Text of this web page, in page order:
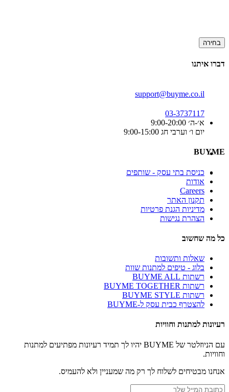
בחירה
דברו איתנו
support@buyme.co.il
03-3737117
א׳-ה׳ 9:00-20:00
יום ו׳ וערבי חג 9:00-15:00
BUYME
כניסת בתי עסק - שותפים
אודות
Careers
תקנון האתר
מדיניות הגנת פרטיות
הצהרת נגישות
כל מה שחשוב
שאלות ותשובות
בלוג - טיפים למתנות שוות
רשתות BUYME ALL
רשתות BUYME TOGETHER
רשתות BUYME STYLE
להצטרף כבית עסק ל-BUYME
רעיונות למתנות וחוויות
עם הניוזלטר של BUYME יהיו לך תמיד רעיונות מפתיעים למתנות
וחוויות.
אנחנו מבטיחים לשלוח לך רק מה שמעניין ולא להעמיס.